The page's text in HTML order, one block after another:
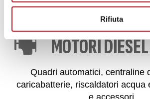
Rifiuta
MOTORI DIESEL
Quadri automatici, centraline
caricabatterie, riscaldatori acqua
e accessori